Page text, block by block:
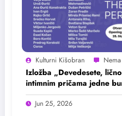
Kulturni Kišobran
Izložba „Devedesete,
intimnim pričama jedne
Jun 25, 2026